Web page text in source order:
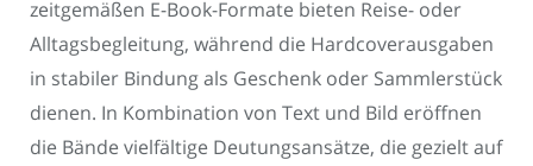
zeitgemäßen E-Book-Formate bieten Reise- oder
Alltagsbegleitung, während die Hardcoverausgaben
in stabiler Bindung als Geschenk oder Sammlerstück
dienen. In Kombination von Text und Bild eröffnen
die Bände vielfältige Deutungsansätze, die gezielt auf